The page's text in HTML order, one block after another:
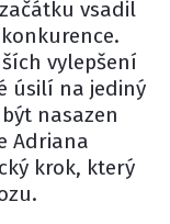
vsadil
vylepšení
úsilí na jediný
nasazen
Adriana
krok, který